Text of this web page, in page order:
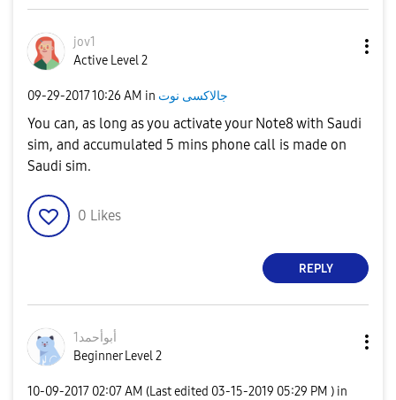
jov1
Active Level 2
‎09-29-201710:26 AM in جالاكسى نوت
You can, as long as you activate your Note8 with Saudi
sim, and accumulated 5 mins phone call is made on
Saudi sim.
0 Likes
REPLY
أبوأحمد1
Beginner Level 2
‎10-09-2017 02:07 AM (Last edited ‎03-15-2019 05:29 PM ) in